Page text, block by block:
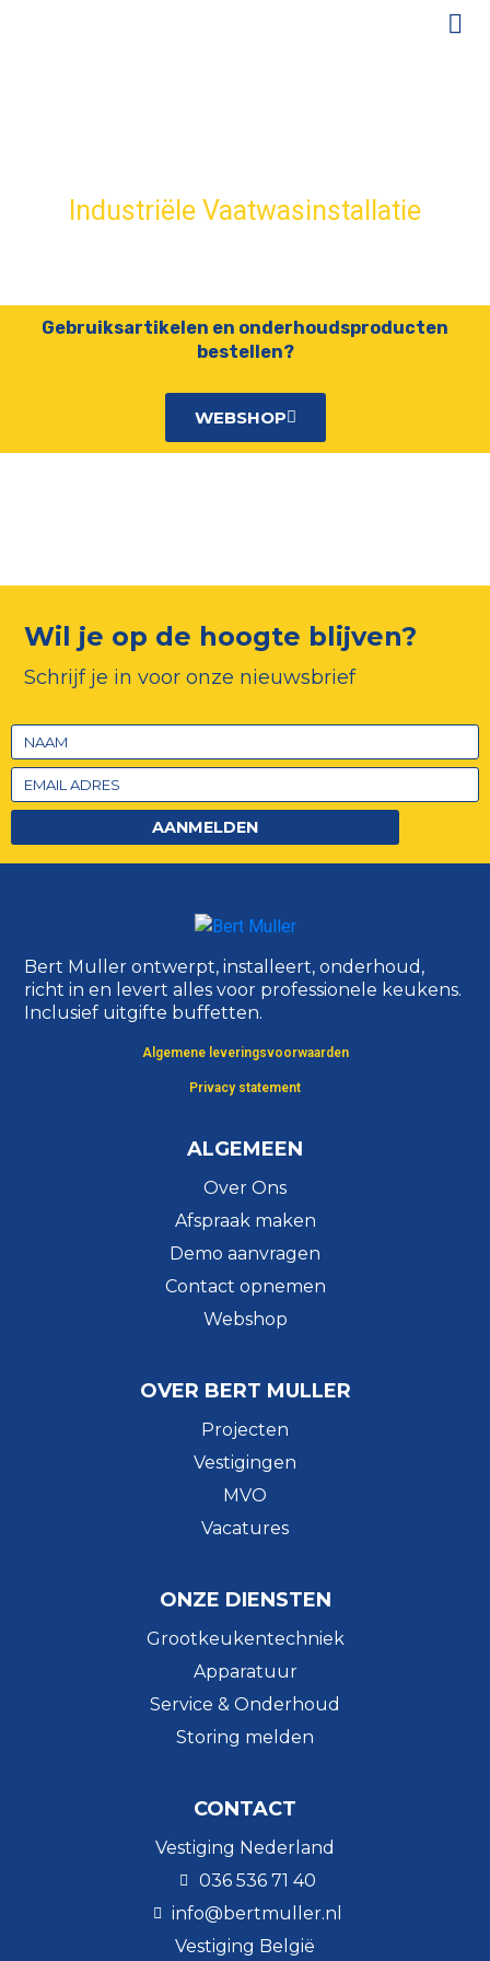
Industriële Vaatwasinstallatie
Gebruiksartikelen en onderhoudsproducten
bestellen?
WEBSHOP
Wil je op de hoogte blijven?
Schrijf je in voor onze nieuwsbrief
AANMELDEN
Bert Muller ontwerpt, installeert, onderhoud,
richt in en levert alles voor professionele keukens.
Inclusief uitgifte buffetten.
Algemene leveringsvoorwaarden
Privacy statement
ALGEMEEN
Over Ons
Afspraak maken
Demo aanvragen
Contact opnemen
Webshop
OVER BERT MULLER
Projecten
Vestigingen
MVO
Vacatures
ONZE DIENSTEN
Grootkeukentechniek
Apparatuur
Service & Onderhoud
Storing melden
CONTACT
Vestiging Nederland
036 536 71 40
info@bertmuller.nl
Vestiging België